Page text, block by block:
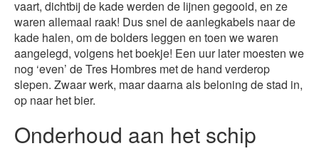
vaart, dichtbij de kade werden de lijnen gegooid, en ze
waren allemaal raak! Dus snel de aanlegkabels naar de
kade halen, om de bolders leggen en toen we waren
aangelegd, volgens het boekje! Een uur later moesten we
nog ‘even’ de Tres Hombres met de hand verderop
slepen. Zwaar werk, maar daarna als beloning de stad in,
op naar het bier.
Onderhoud aan het schip